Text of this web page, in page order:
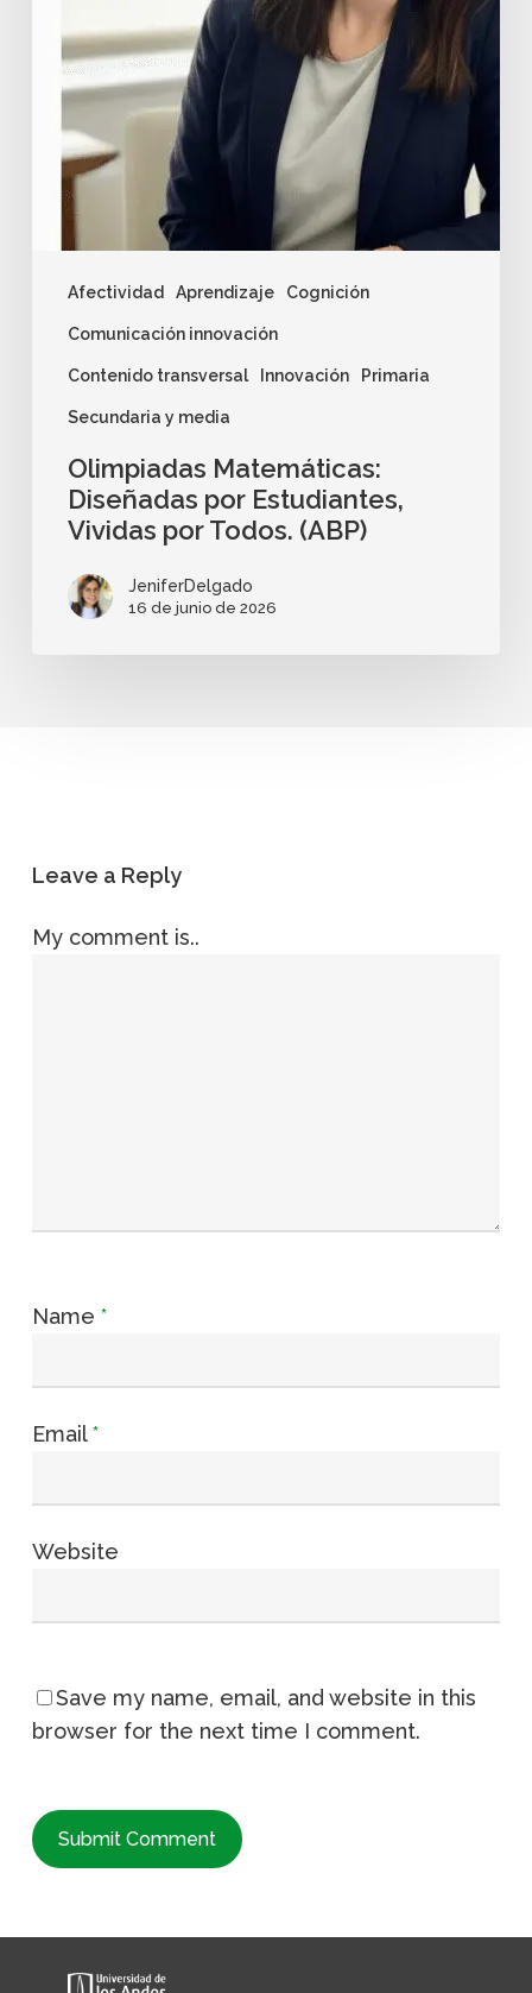
Afectividad Aprendizaje Cognición
Comunicación innovación
Contenido transversal Innovación Primaria
Secundaria y media
Olimpiadas Matemáticas:
Diseñadas por Estudiantes,
Vividas por Todos. (ABP)
JeniferDelgado
16 de junio de 2026
Leave a Reply
My comment is..
Name *
Email*
Website
Save my name, email, and website in this
browser for the next time I comment.